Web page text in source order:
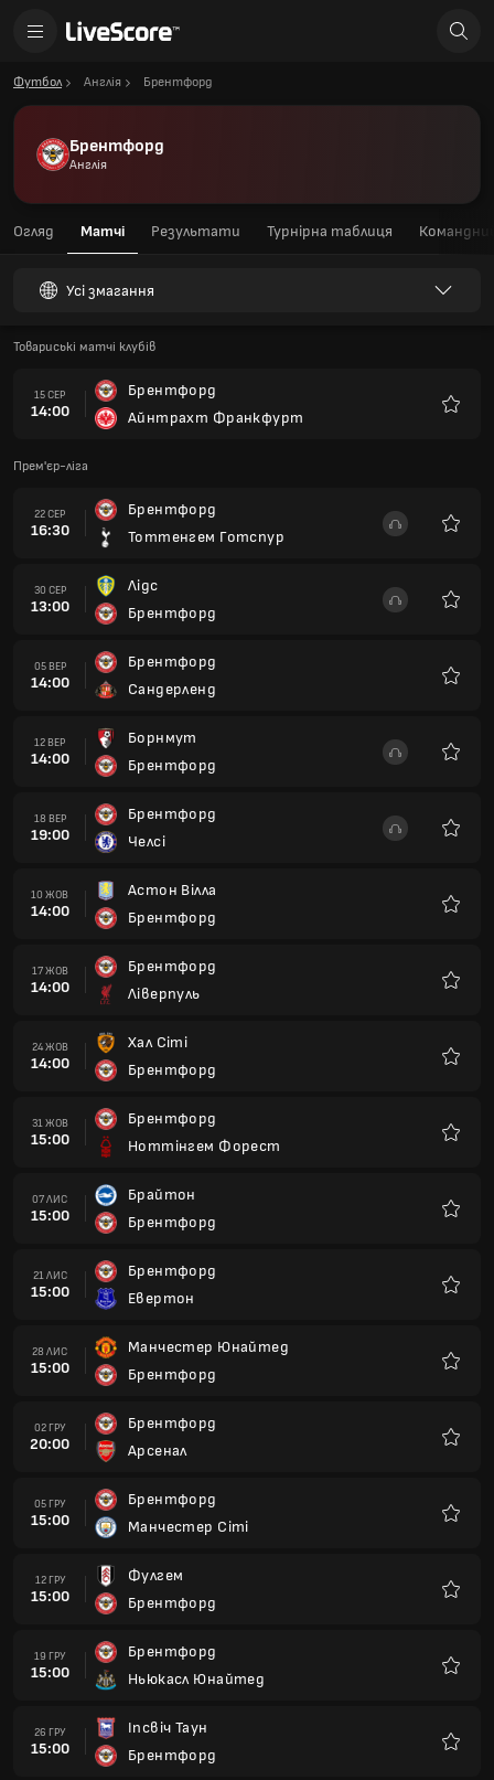
Футбол Англія Брентфорд
Брентфорд
Англія
Огляд Матчі Результати Турнірна таблиця
Усі змагання
Товариські матчі клубів
15 СЕР
14:00
Брентфорд
Айнтрахт Франкфурт
Прем'єр-ліга
22 СЕР
16:30
Брентфорд
Тоттенгем Готспур
30 СЕР
13:00
Лідс
Брентфорд
05 ВЕР
14:00
Брентфорд
Сандерленд
12 ВЕР
14:00
Борнмут
Брентфорд
18 ВЕР
19:00
Брентфорд
Челсі
10 ЖОВ
14:00
Астон Вілла
Брентфорд
17 ЖОВ
14:00
Брентфорд
Ліверпуль
24 ЖОВ
14:00
Хал Сіті
Брентфорд
31 ЖОВ
15:00
Брентфорд
Ноттінгем Форест
07 ЛИС
15:00
Брайтон
Брентфорд
21 ЛИС
15:00
Брентфорд
Евертон
28 ЛИС
15:00
Манчестер Юнайтед
Брентфорд
02 ГРУ
20:00
Брентфорд
Арсенал
05 ГРУ
15:00
Брентфорд
Манчестер Сіті
12 ГРУ
15:00
Фулгем
Брентфорд
19 ГРУ
15:00
Брентфорд
Ньюкасл Юнайтед
26 ГРУ
15:00
Іпсвіч Таун
Брентфорд